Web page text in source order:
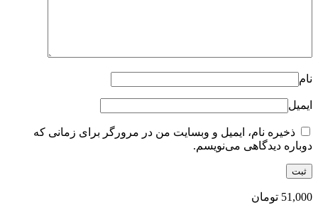
نام
ایمیل
ذخیره نام، ایمیل و وبسایت من در مرورگر برای زمانی که
دوباره دیدگاهی می‌نویسم.
51,000 تومان